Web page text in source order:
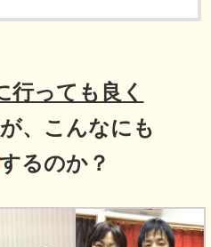
行っても良く
が、こんなにも
するのか？